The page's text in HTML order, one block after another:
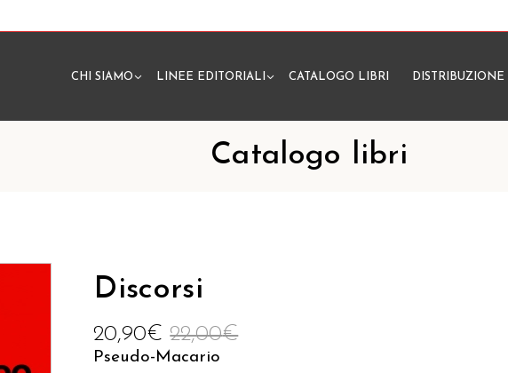
CHI SIAMO LINEE EDITORIALI CATALOGO LIBRI DISTRIBUZIONE
Catalogo libri
Discorsi
22,00€
20,90€
Pseudo-Macario